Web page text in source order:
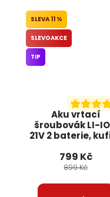
Aku vrtací
šroubovák LI-
21V 2 baterie,
+
OD9010
11 %
SLEVOAKCE
TIP
799 Kč
899 Kč